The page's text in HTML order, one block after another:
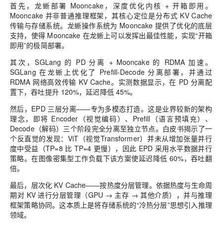
首先，龙蜥部署 Mooncake，深度优化内核 + 开箱即用。
Mooncake 并非普通推理框架，其核心定位是分布式 KV Cache
传输与存储系统。龙蜥操作系统为 Mooncake 提供了优化的底层
支持，使得 Mooncake 在龙蜥上可以发挥出最佳性能，实现“开箱
即用”的极简部署。
其次，SGLang 的 PD 分离 + Mooncake 的 RDMA 加速。
SGLang 在龙蜥上优化了 Prefill-Decode 分离部署，并通过
RDMA 网络高效传输 KV Cache。实测数据显示，在 PD 分离配
置下，吞吐提升 120%，延迟降低 45%。
然后，EPD 三层分离——专为多模态打造。这是业界较新的架构
理念，即将 Encoder（视觉编码）、Prefill（语言预填充）、
Decode（解码）三个阶段完全分离至独立节点。白皮书揭示了一
个反直觉的发现：ViT（视觉Transformer）并未从增加张量并行
度中受益（TP=8 比 TP=4 更慢），因此 EPD 采用水平数据并行
策略。在图像密集型工作负载下该方案使延迟降低 60%，吞吐翻
倍。
最后，层次化 KV Cache——按热度分层管理。依据热度与生命周
期对 KV 进行分层管理（GPU → 主存 → 其他介质），并与推理
框架策略协同。这本质上是将存储系统的“冷热分层”思想引入推理
领域。